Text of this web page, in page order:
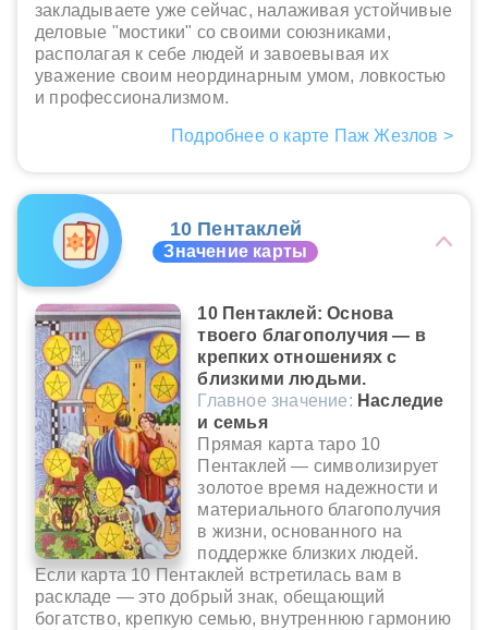
закладываете уже сейчас, налаживая устойчивые
деловые "мостики" со своими союзниками,
располагая к себе людей и завоевывая их
уважение своим неординарным умом, ловкостью
и профессионализмом.
Подробнее о карте Паж Жезлов >
10 Пентаклей
Значение карты
10 Пентаклей: Основа
твоего благополучия — в
крепких отношениях с
близкими людьми.
Главное значение: Наследие
и семья
Прямая карта таро 10
Пентаклей — символизирует
золотое время надежности и
материального благополучия
в жизни, основанного на
поддержке близких людей.
Если карта 10 Пентаклей встретилась вам в
раскладе — это добрый знак, обещающий
богатство, крепкую семью, внутреннюю гармонию